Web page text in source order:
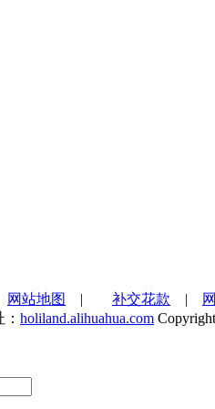
网站地图 | 补交花款 |
holiland.alihuahua.com